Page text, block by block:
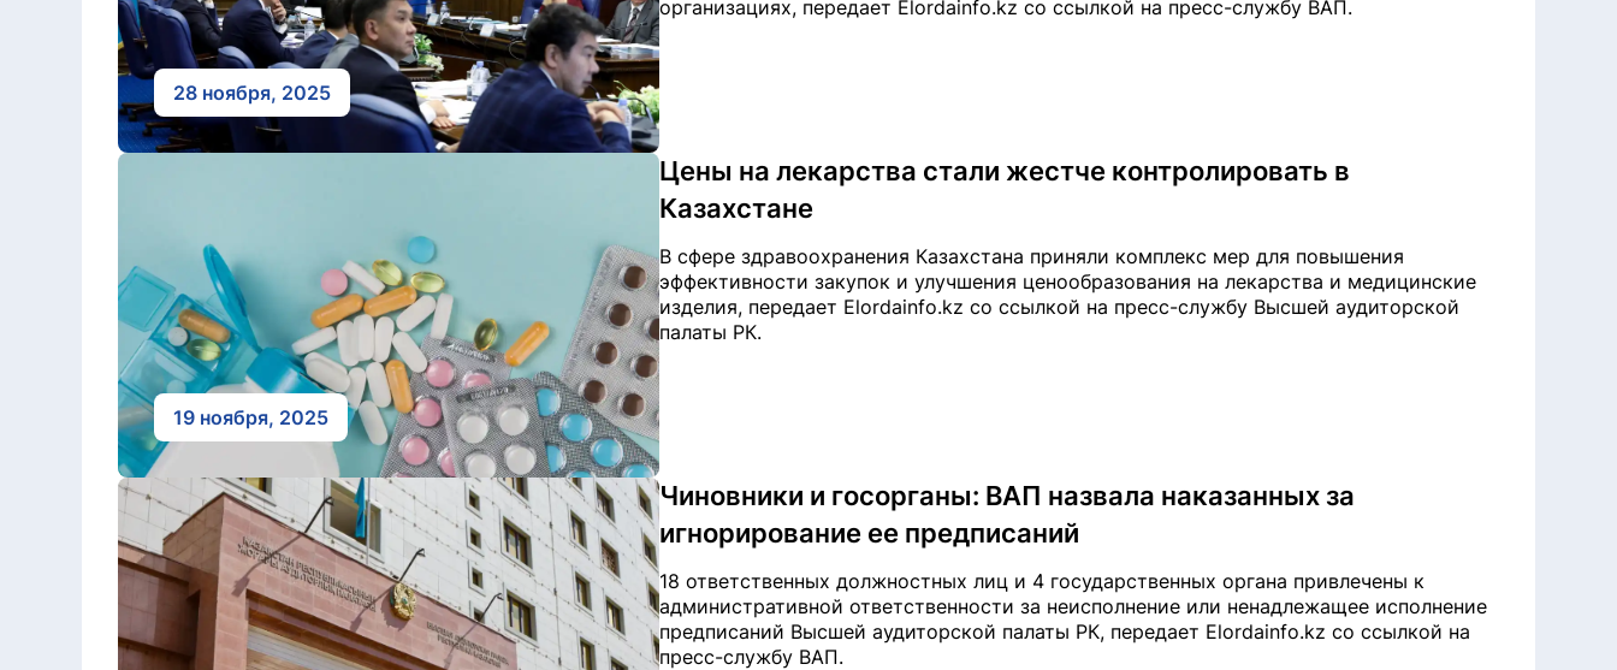
28 ноября, 2025
организациях, передает Elordainfo.kz со ссылкой на пресс-службу ВАП.
19 ноября, 2025
Цены на лекарства стали жестче контролировать в
Казахстане
В сфере здравоохранения Казахстана приняли комплекс мер для повышения
эффективности закупок и улучшения ценообразования на лекарства и медицинские
изделия, передает Elordainfo.kz со ссылкой на пресс-службу Высшей аудиторской
палаты РК.
Чиновники и госорганы: ВАП назвала наказанных за
игнорирование ее предписаний
18 ответственных должностных лиц и 4 государственных органа привлечены к
административной ответственности за неисполнение или ненадлежащее исполнение
предписаний Высшей аудиторской палаты РК, передает Elordainfo.kz со ссылкой на
пресс-службу ВАП.